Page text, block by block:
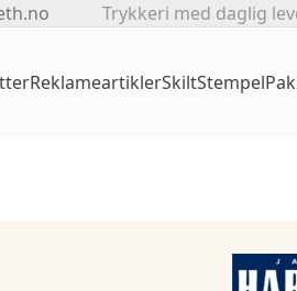
Trykkeri med daglig
ReklameartiklerSkiltStempel